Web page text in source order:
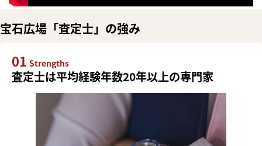
宝石広場「査定士」の強み
01 Strengths
査定士は平均経験年数20年以上の専門家